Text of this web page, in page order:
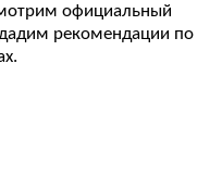
официальный
дадим рекомендации по